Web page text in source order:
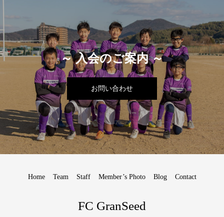
～ 入会のご案内 ～
お問い合わせ
Home Team Staff Member’s Photo Blog Contact
FC GranSeed